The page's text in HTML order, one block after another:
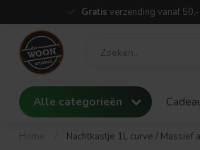
Gratis verzending vanaf 50,-
Alle categorieën
Home Nachtkastje 1L curve / Massief